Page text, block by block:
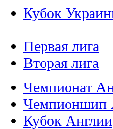
Кубок
Первая лига
Вторая лига
Чемпионат
Чемпионшип
Кубок Англии